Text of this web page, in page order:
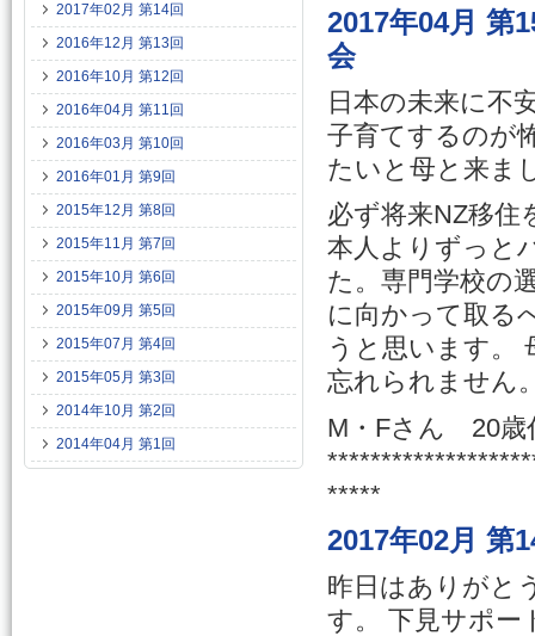
2017年04月 第
会
日本の未来に不
子育てするのが
たいと母と来ま
必ず将来NZ移住
本人よりずっと
た。専門学校の
に向かって取る
うと思います。
忘れられません
M・Fさん 20
*****
2017年02月 第
昨日はありがと
す。 下見サポー
2017年02月 第14回
2016年12月 第13回
2016年10月 第12回
2016年04月 第11回
2016年03月 第10回
2016年01月 第9回
2015年12月 第8回
2015年11月 第7回
2015年10月 第6回
2015年09月 第5回
2015年07月 第4回
2015年05月 第3回
2014年10月 第2回
2014年04月 第1回